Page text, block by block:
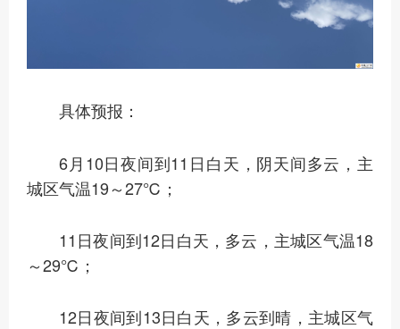
具体预报：
6月10日夜间到11日白天，阴天间多云，主
城区气温19～27℃；
11日夜间到12日白天，多云，主城区气温18
～29℃；
12日夜间到13日白天，多云到晴，主城区气